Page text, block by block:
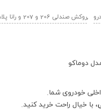
,روکش صندلی 206 و 207 و رانا پلاس
خودروی شما.
، با خیال راحت خرید کنید.